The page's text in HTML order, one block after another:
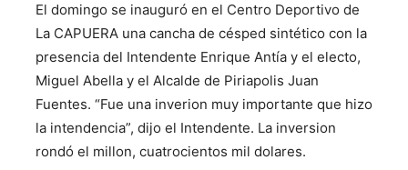
El domingo se inauguró en el Centro Deportivo de
La CAPUERA una cancha de césped sintético con la
presencia del Intendente Enrique Antía y el electo,
Miguel Abella y el Alcalde de Piriapolis Juan
Fuentes. “Fue una inverion muy importante que hizo
la intendencia”, dijo el Intendente. La inversion
rondó el millon, cuatrocientos mil dolares.